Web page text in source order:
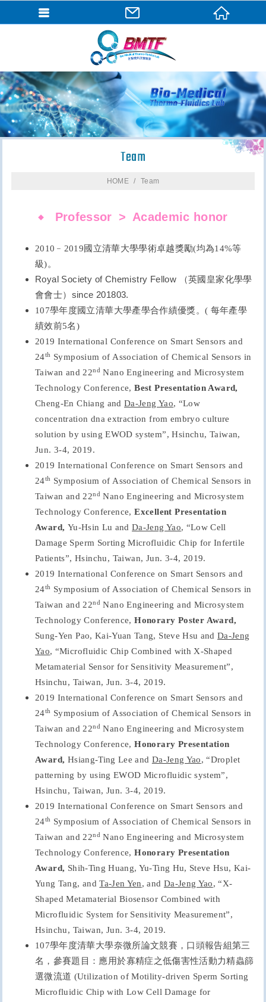
Team
HOME Team
Professor Academic honor
2010 ﹣2019國立清華大學學術卓越獎勵(均為14%等
級)。
Royal Society of Chemistry Fellow
（英國皇家化學學
會會士） since 201803.
107學年度國立清華大學產學合作績優獎。( 每年產學
績效前5名)
2019 International Conference on Smart Sensors and
24th Symposium of Association of Chemical Sensors in
Taiwan and 22nd Nano Engineering and Microsystem
Technology Conference,Best Presentation Award,
Cheng-En Chiang andDa-Jeng Yao, “Low
concentration dna extraction from embryo culture
solution by using EWOD system”, Hsinchu, Taiwan,
Jun. 3-4, 2019.
2019 International Conference on Smart Sensors and
24th Symposium of Association of Chemical Sensors in
Taiwan and 22nd Nano Engineering and Microsystem
Technology Conference,Excellent Presentation
Award, Yu-Hsin Lu andDa-Jeng Yao, “Low Cell
Damage Sperm Sorting Microfluidic Chip for Infertile
Patients”, Hsinchu, Taiwan, Jun. 3-4, 2019.
2019 International Conference on Smart Sensors and
24th Symposium of Association of Chemical Sensors in
Taiwan and 22nd Nano Engineering and Microsystem
Technology Conference,Honorary Poster Award,
Sung-Yen Pao, Kai-Yuan Tang, Steve Hsu andDa-Jeng
Yao, “Microfluidic Chip Combined with X-Shaped
Metamaterial Sensor for Sensitivity Measurement”,
Hsinchu, Taiwan, Jun. 3-4, 2019.
2019 International Conference on Smart Sensors and
24th Symposium of Association of Chemical Sensors in
Taiwan and 22nd Nano Engineering and Microsystem
Technology Conference,Honorary Presentation
Award, Hsiang-Ting Lee and Da-Jeng Yao, “Droplet
patterning by using EWOD Microfluidic system”,
Hsinchu, Taiwan, Jun. 3-4, 2019.
2019 International Conference on Smart Sensors and
24th Symposium of Association of Chemical Sensors in
Taiwan and 22nd Nano Engineering and Microsystem
Technology Conference,Honorary Presentation
Award, Shih-Ting Huang, Yu-Ting Hu, Steve Hsu, Kai-
Yung Tang, andTa-Jen Yen,and Da-Jeng Yao, “X-
Shaped Metamaterial Biosensor Combined with
Microfluidic System for Sensitivity Measurement”,
Hsinchu, Taiwan, Jun. 3-4, 2019.
107學年度清華大學奈微所論文競賽，口頭報告組第三
名，參賽題目：應用於寡精症之低傷害性活動力精蟲篩
選微流道 (Utilization of Motility-driven Sperm Sorting
Microfluidic Chip with Low Cell Damage for